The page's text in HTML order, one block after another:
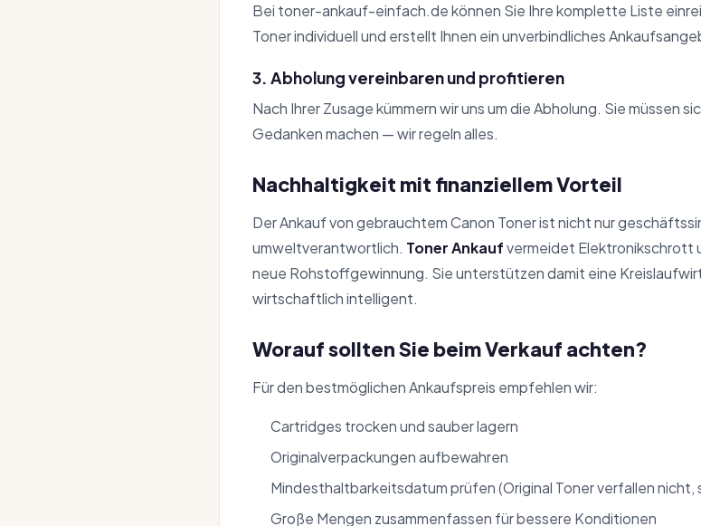
Bei toner-ankauf-einfach.de können Sie Ihre komplette Liste
Toner individuell und erstellt Ihnen ein unverbindliches
3. Abholung vereinbaren und profitieren
Nach Ihrer Zusage kümmern wir uns um die Abholung. Sie müssen
Gedanken machen — wir regeln alles.
Nachhaltigkeit mit finanziellem Vorteil
Der Ankauf von gebrauchtem Canon Toner ist nicht nur
umweltverantwortlich. Toner Ankaufvermeidet Elektronikschrott
neue Rohstoffgewinnung. Sie unterstützen damit eine
wirtschaftlich intelligent.
Worauf sollten Sie beim Verkauf achten?
Für den bestmöglichen Ankaufspreis empfehlen wir:
Cartridges trocken und sauber lagern
Originalverpackungen aufbewahren
Mindesthaltbarkeitsdatum prüfen (Original Toner verfallen nicht,
Große Mengen zusammenfassen für bessere Konditionen